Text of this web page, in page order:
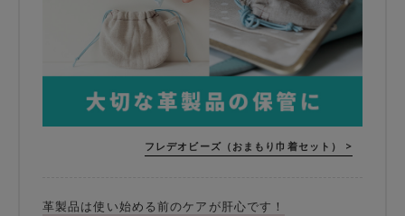
フレデオビーズ（おまもり巾着セット） >
革製品は使い始める前のケアが肝心です！